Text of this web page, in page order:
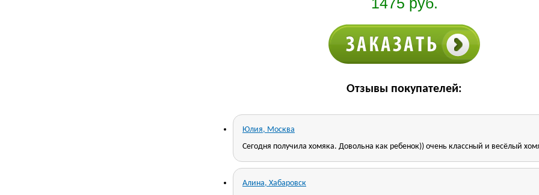
Отзывы покупателей:
Юлия, Москва
Сегодня получила хомяка. Довольна как ребенок)) очень классный и весёлый
Алина, Хабаровск